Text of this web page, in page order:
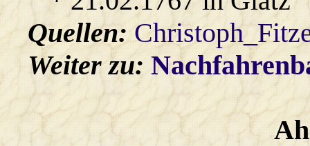
Quellen:
Weiter zu: